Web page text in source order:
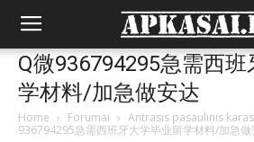
Q微936794295急需西
学材料/加急做安达
Home › Forumai › Antrasis pasaulinis
936794295急需西班牙大学毕业留学材料/加急做